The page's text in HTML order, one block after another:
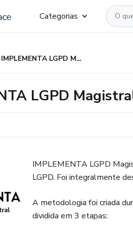
Categorias
IMPLEMENTA LGPD Magistral
LGPD
IMPLEMENTA LGPD
LGPD. Foi integralmente
A metodologia foi criada
dividida em 3 etapas: